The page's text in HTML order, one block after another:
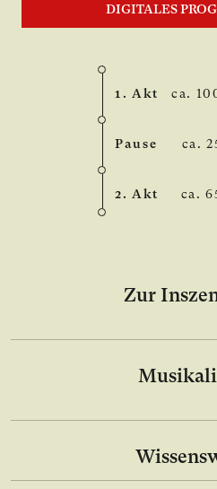
DIGITALES
1. Akt ca.
Pause ca.
2. Akt ca.
Zur